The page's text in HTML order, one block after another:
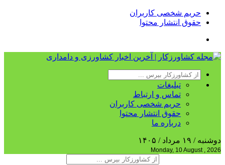
حریم شخصی کاربران
حقوق انتشار محتوا
تبلیغات
تماس و ارتباط
حریم شخصی کاربران
حقوق انتشار محتوا
درباره ما
دوشنبه / ۱۹ مرداد / ۱۴۰۵
Monday, 10 August , 2026